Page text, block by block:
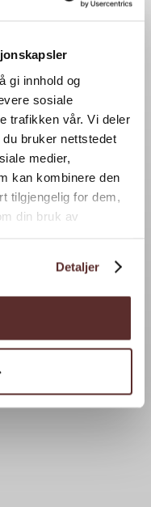
gi innhold og
sosiale
trafikken vår. Vi deler
bruker nettstedet
medier,
kan kombinere den
tilgjengelig for dem,
din bruk av
Detaljer